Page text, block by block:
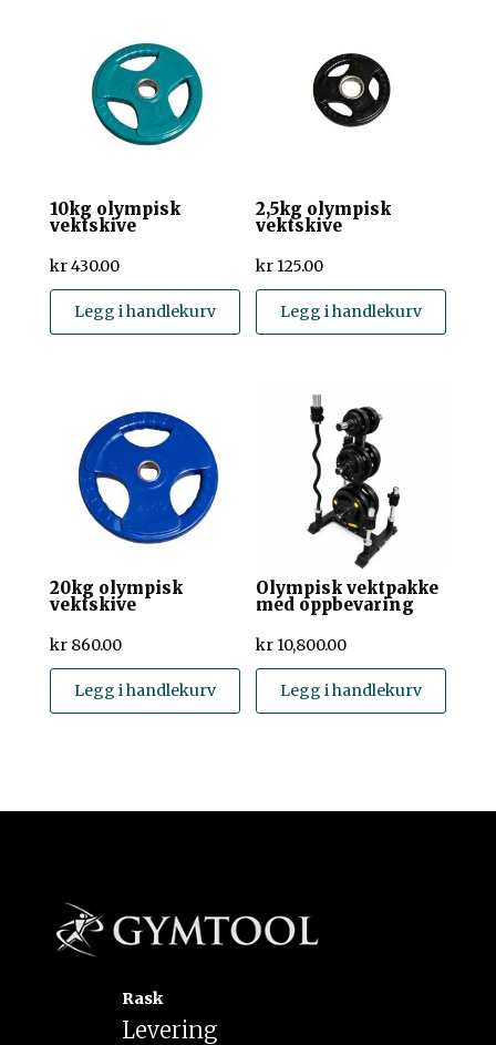
10kg olympisk
vektskive
kr430.00
Legg i handlekurv
2,5kg olympisk
vektskive
kr 125.00
Legg i handlekurv
20kg olympisk
vektskive
kr860.00
Legg i handlekurv
Olympisk vektpakke
med oppbevaring
kr 10,800.00
Legg i handlekurv
Rask
Levering